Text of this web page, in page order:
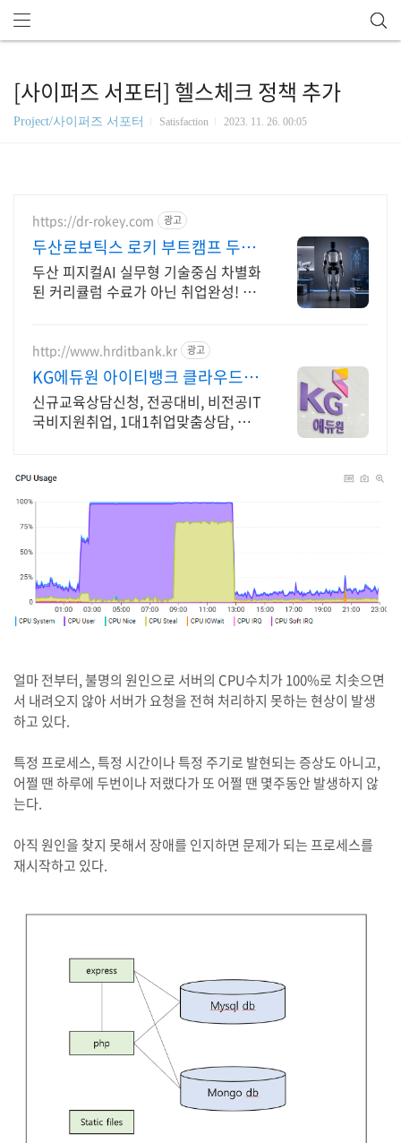
[사이퍼즈 서포터] 헬스체크 정책 추가
Project/사이퍼즈 서포터 Satisfaction 2023. 11. 26. 00:05
https://dr-rokey.com 광고
두산로보틱스 로키 부트캠프 두
산/미국 기업 인턴쉽
두산 피지컬AI 실무형 기술중심 차별화
된 커리큘럼 수료가 아닌 취업완성! 백
http://www.hrditbank.kr 광고
KG에듀원 아이티뱅크 클라우드
정보보안 취업반
신규교육상담신청, 전공대비, 비전공IT
국비지원취업, 1대1취업맞춤상담, 취
얼마 전부터, 불명의 원인으로 서버의 CPU수치가 100%로 치솟으면
서 내려오지 않아 서버가 요청을 전혀 처리하지 못하는 현상이 발생
하고 있다.
특정 프로세스, 특정 시간이나 특정 주기로 발현되는 증상도 아니고,
어쩔 땐 하루에 두번이나 저랬다가 또 어쩔 땐 몇주동안 발생하지 않
는다.
아직 원인을 찾지 못해서 장애를 인지하면 문제가 되는 프로세스를
재시작하고 있다.